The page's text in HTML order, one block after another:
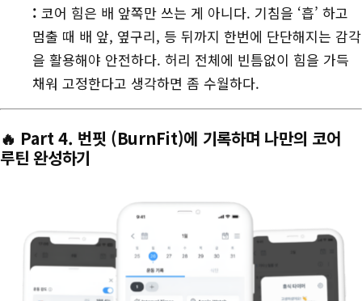
: 코어 힘은 배 앞쪽만 쓰는 게 아니다. 기침을 ‘흡’ 하고
멈출 때 배 앞, 옆구리, 등 뒤까지 한번에 단단해지는 감각
을 활용해야 안전하다. 허리 전체에 빈틈없이 힘을 가득
채워 고정한다고 생각하면 좀 수월하다.
🔥 Part 4. 번핏 (BurnFit)에 기록하며 나만의 코어
루틴 완성하기